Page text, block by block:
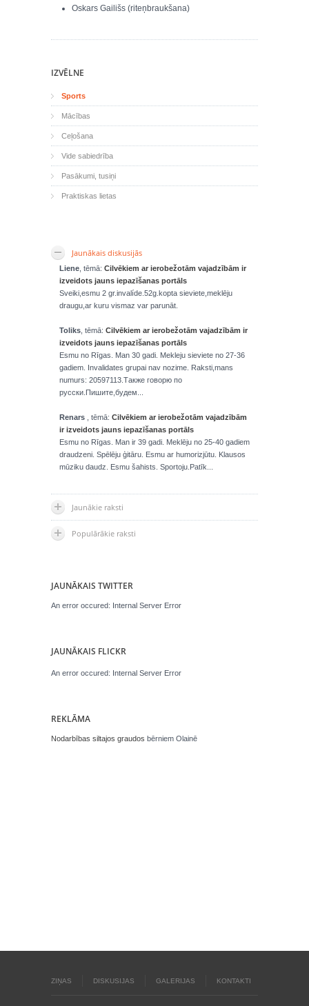
Oskars Gailišs (riteņbraukšana)
IZVĒLNE
Sports
Mācības
Ceļošana
Vide sabiedrība
Pasākumi, tusiņi
Praktiskas lietas
Jaunākais diskusijās
Liene , tēmā: Cilvēkiem ar ierobežotām vajadzībām ir
izveidots jauns iepazīšanas portāls
Sveiki,esmu 2 gr.invalíde.52g.kopta sieviete,meklēju
draugu,ar kuru vismaz var parunāt.
Toliks , tēmā: Cilvēkiem ar ierobežotām vajadzībām ir
izveidots jauns iepazīšanas portāls
Esmu no Rīgas. Man 30 gadi. Mekleju sieviete no 27-36
gadiem. Invalidates grupai nav nozime. Raksti,mans
numurs: 20597113.Также говорю по
русски.Пишите,будем...
Renars , tēmā: Cilvēkiem ar ierobežotām vajadzībām
ir izveidots jauns iepazīšanas portāls
Esmu no Rīgas. Man ir 39 gadi. Meklēju no 25-40 gadiem
draudzeni. Spēlēju ģitāru. Esmu ar humorizjūtu. Klausos
mūziku daudz. Esmu šahists. Sportoju.Patīk...
Jaunākie raksti
Populārākie raksti
JAUNĀKAIS TWITTER
An error occured: Internal Server Error
JAUNĀKAIS FLICKR
An error occured: Internal Server Error
REKLĀMA
Nodarbības siltajos graudos bērniem Olainē
ZIŅAS DISKUSIJAS GALERIJAS KONTAKTI